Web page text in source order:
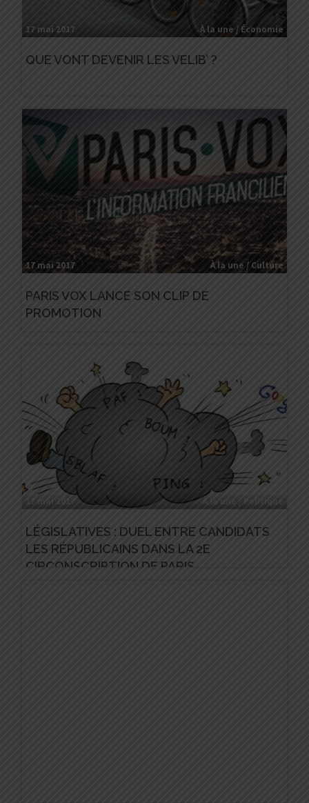
17 mai 2017 À la une / Économie
QUE VONT DEVENIR LES VELIB’ ?
17 mai 2017 À la une / Culture
PARIS VOX LANCE SON CLIP DE
PROMOTION
17 mai 2017 À la une / Politique
LÉGISLATIVES : DUEL ENTRE CANDIDATS
LES RÉPUBLICAINS DANS LA 2E
CIRCONSCRIPTION DE PARIS